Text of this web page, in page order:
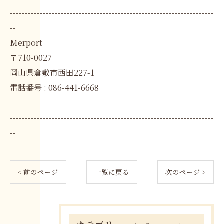
--------------------------------------------------------------------
--
Merport
〒710-0027
岡山県倉敷市西田227-1
電話番号 : 086-441-6668
--------------------------------------------------------------------
--
< 前のページ 一覧に戻る 次のページ >